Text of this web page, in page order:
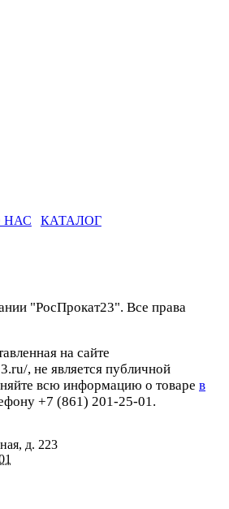
НАС КАТАЛОГ
"РосПрокат23". Все права
на сайте
, не является публичной
всю информацию о товаре в
+7 (861) 201-25-01.
д. 223